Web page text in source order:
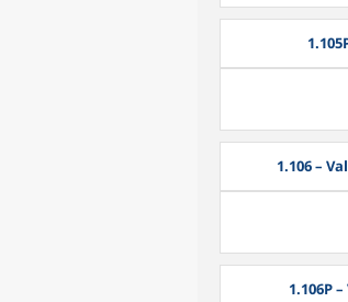
1.106–
1.106P–